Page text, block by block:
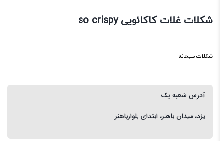
شکلات غلات کاکائویی so crispy
شکلات صبحانه
آدرس شعبه یک
یزد، میدان باهنر، ابتدای بلوارباهنر